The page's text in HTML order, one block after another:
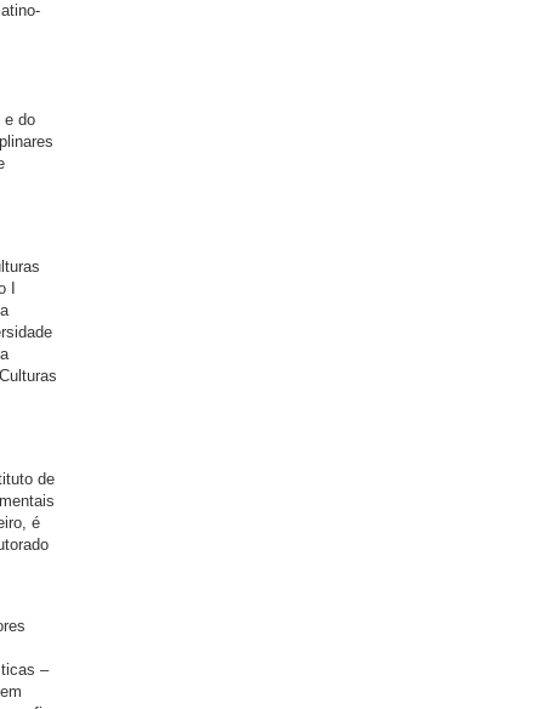
e do
de
é
–